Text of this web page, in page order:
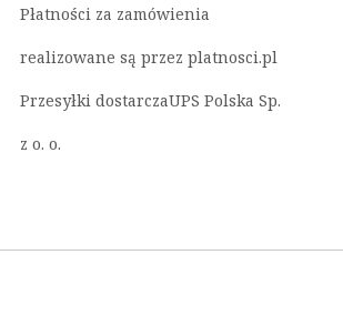
Płatności za zamówienia
realizowane są przez platnosci.pl
Przesyłki dostarczaUPS Polska Sp.
z o. o.